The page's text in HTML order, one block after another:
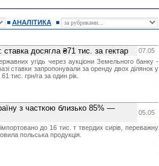
АНАЛІТИКА
досягла ₴71 тис. за гектар
07.05
угідь через аукціони Земельного банку -
ставки запропонували за оренду двох ділянок у
тис. грн/га за один рік.
з часткою близько 85% —
05.05
до 16 тис. т твердих сирів, переважну
польська продукція.